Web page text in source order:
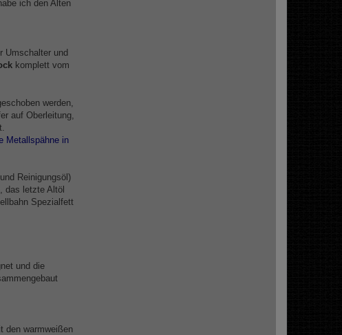
ich den Alten
Umschalter und
komplett vom
werden,
auf Oberleitung,
Metallspähne in
Reinigungsöl)
das letzte Altöl
Spezialfett
und die
den warmweißen